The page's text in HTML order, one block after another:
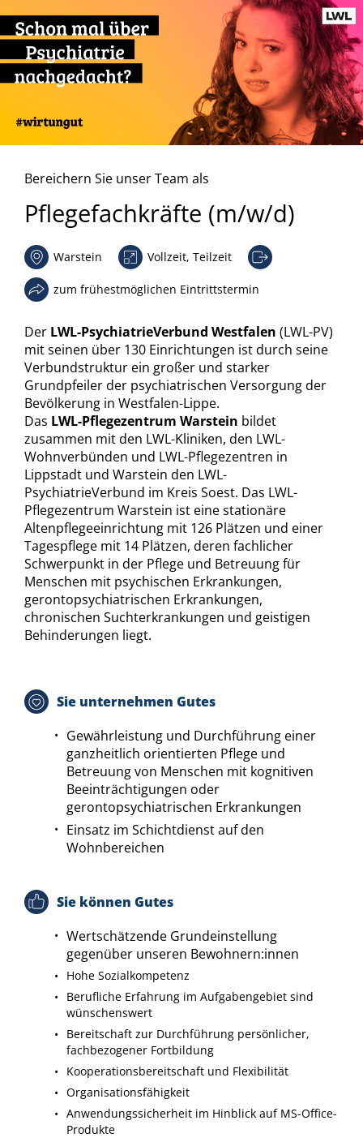
Bereichern Sie unser Team als
Pflegefachkräfte (m/w/d)
Warstein Vollzeit, Teilzeit
zum frühestmöglichen Eintrittstermin
Der LWL-PsychiatrieVerbund Westfalen (LWL-PV)
mit seinen über 130 Einrichtungen ist durch seine
Verbundstruktur ein großer und starker
Grundpfeiler der psychiatrischen Versorgung der
Bevölkerung in Westfalen-Lippe.
Das LWL-Pflegezentrum Warstein bildet
zusammen mit den LWL-Kliniken, den LWL-
Wohnverbünden und LWL-Pflegezentren in
Lippstadt und Warstein den LWL-
PsychiatrieVerbund im Kreis Soest. Das LWL-
Pflegezentrum Warstein ist eine stationäre
Altenpflegeeinrichtung mit 126 Plätzen und einer
Tagespflege mit 14 Plätzen, deren fachlicher
Schwerpunkt in der Pflege und Betreuung für
Menschen mit psychischen Erkrankungen,
gerontopsychiatrischen Erkrankungen,
chronischen Suchterkrankungen und geistigen
Behinderungen liegt.
Sie unternehmen Gutes
Gewährleistung und Durchführung einer
ganzheitlich orientierten Pflege und
Betreuung von Menschen mit kognitiven
Beeinträchtigungen oder
gerontopsychiatrischen Erkrankungen
Einsatz im Schichtdienst auf den
Wohnbereichen
Sie können Gutes
Wertschätzende Grundeinstellung
gegenüber unseren Bewohnern:innen
Hohe Sozialkompetenz
Berufliche Erfahrung im Aufgabengebiet sind
wünschenswert
Bereitschaft zur Durchführung persönlicher,
fachbezogener Fortbildung
Kooperationsbereitschaft und Flexibilität
Organisationsfähigkeit
Anwendungssicherheit im Hinblick auf MS-Office-
Produkte